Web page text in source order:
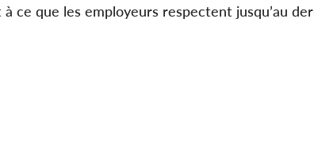
ce que les employeurs respectent jusqu’au